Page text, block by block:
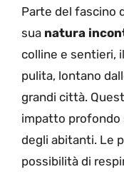
Parte del fascino
sua natura
colline e sentieri,
pulita, lontano
grandi città.
impatto profondo
degli abitanti. Le
possibilità di